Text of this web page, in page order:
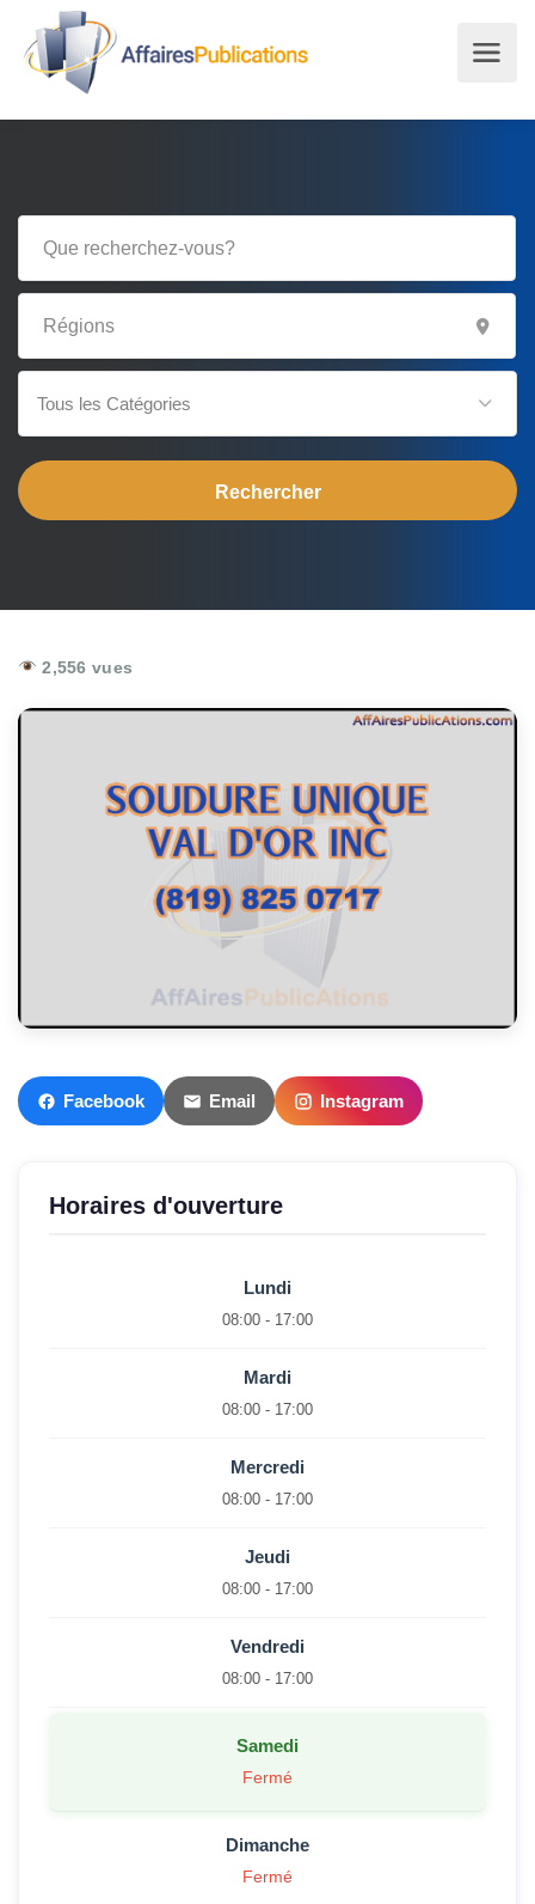
Tous les Catégories
2,556 vues
Facebook Email Instagram
Horaires d'ouverture
Lundi
08:00 - 17:00
Mardi
08:00 - 17:00
Mercredi
08:00 - 17:00
Jeudi
08:00 - 17:00
Vendredi
08:00 - 17:00
Samedi
Fermé
Dimanche
Fermé